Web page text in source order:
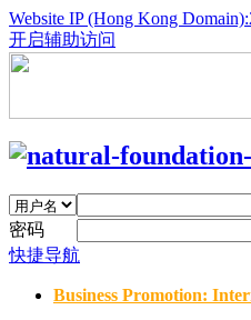
Website IP (Hong Kong
开启辅助访问
密码
快捷导航
Business Promotion: